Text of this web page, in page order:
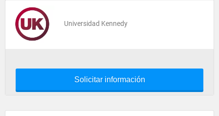
Universidad Kennedy
Solicitar información